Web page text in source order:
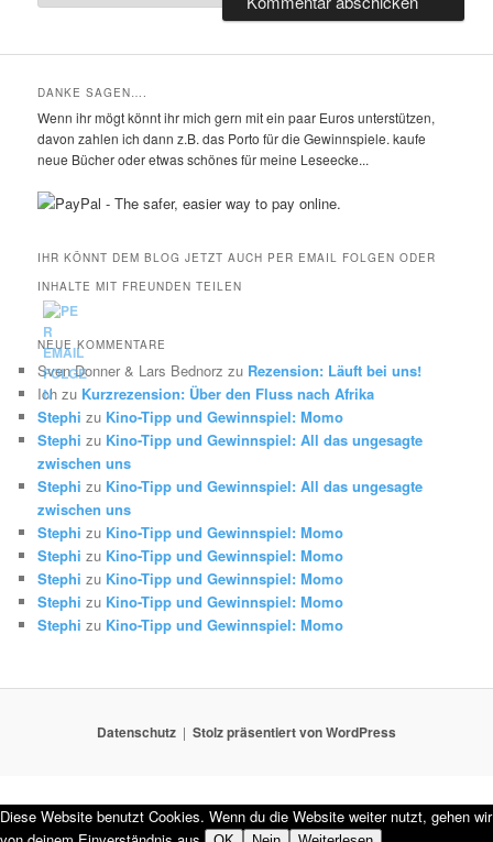
DANKE SAGEN….
Wenn ihr mögt könnt ihr mich gern mit ein paar Euros unterstützen,
davon zahlen ich dann z.B. das Porto für die Gewinnspiele. kaufe
neue Bücher oder etwas schönes für meine Leseecke...
IHR KÖNNT DEM BLOG JETZT AUCH PER EMAIL FOLGEN ODER
INHALTE MIT FREUNDEN TEILEN
NEUE KOMMENTARE
Sven Donner & Lars Bednorz zu Rezension: Läuft bei uns!
Ich zu Kurzrezension: Über den Fluss nach Afrika
Stephi zu Kino-Tipp und Gewinnspiel: Momo
Stephi zu Kino-Tipp und Gewinnspiel: All das ungesagte
zwischen uns
Stephi zu Kino-Tipp und Gewinnspiel: All das ungesagte
zwischen uns
Stephi zu Kino-Tipp und Gewinnspiel: Momo
Stephi zu Kino-Tipp und Gewinnspiel: Momo
Stephi zu Kino-Tipp und Gewinnspiel: Momo
Stephi zu Kino-Tipp und Gewinnspiel: Momo
Stephi zu Kino-Tipp und Gewinnspiel: Momo
Datenschutz Stolz präsentiert von WordPress
Diese Website benutzt Cookies. Wenn du die Website weiter nutzt, gehen wir